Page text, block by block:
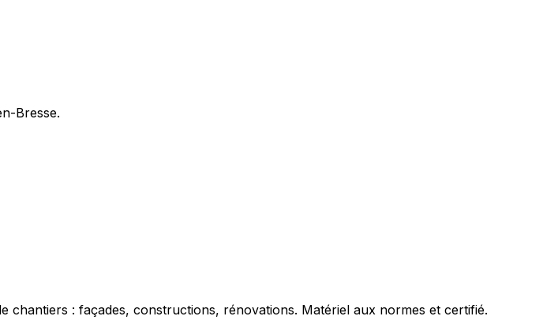
Bresse.
: façades, constructions, rénovations. Matériel aux normes et certifié.